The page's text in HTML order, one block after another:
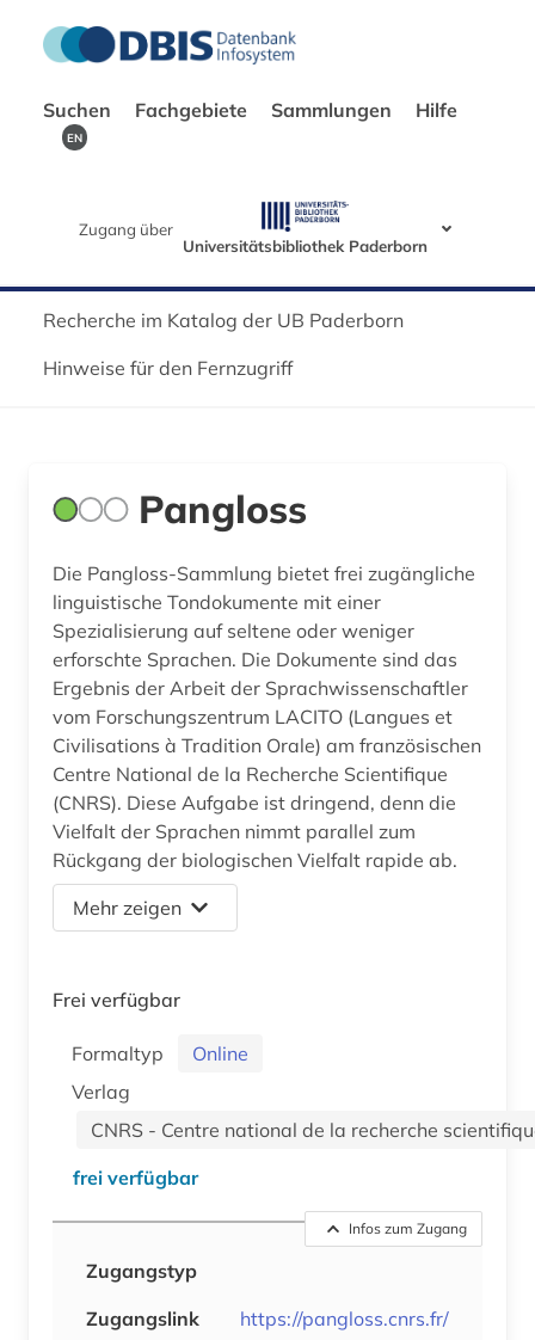
Suchen Fachgebiete Sammlungen Hilfe
EN
Zugang über
Universitätsbibliothek Paderborn
Recherche im Katalog der UB Paderborn
Hinweise für den Fernzugriff
Pangloss
Die Pangloss-Sammlung bietet frei zugängliche
linguistische Tondokumente mit einer
Spezialisierung auf seltene oder weniger
erforschte Sprachen. Die Dokumente sind das
Ergebnis der Arbeit der Sprachwissenschaftler
vom Forschungszentrum LACITO (Langues et
Civilisations à Tradition Orale) am französischen
Centre National de la Recherche Scientifique
(CNRS). Diese Aufgabe ist dringend, denn die
Vielfalt der Sprachen nimmt parallel zum
Rückgang der biologischen Vielfalt rapide ab.
Mehr zeigen
Frei verfügbar
Formaltyp
Online
Verlag
CNRS - Centre national de la recherche
frei verfügbar
Infos zum Zugang
Zugangstyp
Zugangslink
https://pangloss.cnrs.fr/